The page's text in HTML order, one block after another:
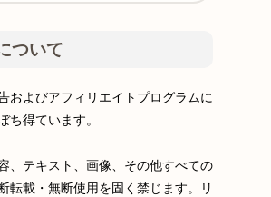
ついて
およびアフィリエイトプログラムに
ち得ています。
、テキスト、画像、その他すべての
転載・無断使用を固く禁じます。リ